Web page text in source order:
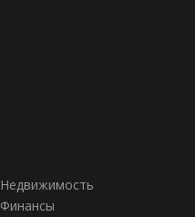
Недвижимость
Финансы